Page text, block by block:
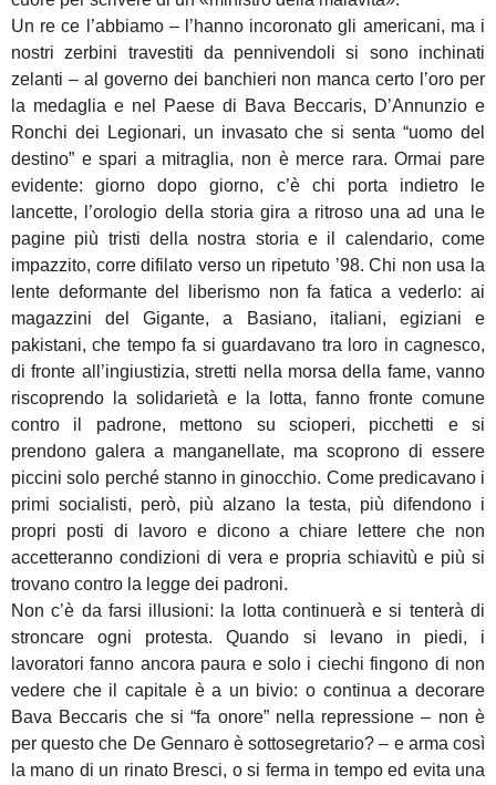
Un re ce l’abbiamo – l’hanno incoronato gli americani, ma i
nostri zerbini travestiti da pennivendoli si sono inchinati
zelanti – al governo dei banchieri non manca certo l’oro per
la medaglia e nel Paese di Bava Beccaris, D’Annunzio e
Ronchi dei Legionari, un invasato che si senta “uomo del
destino” e spari a mitraglia, non è merce rara. Ormai pare
evidente: giorno dopo giorno, c’è chi porta indietro le
lancette, l’orologio della storia gira a ritroso una ad una le
pagine più tristi della nostra storia e il calendario, come
impazzito, corre difilato verso un ripetuto ’98. Chi non usa la
lente deformante del liberismo non fa fatica a vederlo: ai
magazzini del Gigante, a Basiano, italiani, egiziani e
pakistani, che tempo fa si guardavano tra loro in cagnesco,
di fronte all’ingiustizia, stretti nella morsa della fame, vanno
riscoprendo la solidarietà e la lotta, fanno fronte comune
contro il padrone, mettono su scioperi, picchetti e si
prendono galera a manganellate, ma scoprono di essere
piccini solo perché stanno in ginocchio. Come predicavano i
primi socialisti, però, più alzano la testa, più difendono i
propri posti di lavoro e dicono a chiare lettere che non
accetteranno condizioni di vera e propria schiavitù e più si
trovano contro la legge dei padroni.
Non c’è da farsi illusioni: la lotta continuerà e si tenterà di
stroncare ogni protesta. Quando si levano in piedi, i
lavoratori fanno ancora paura e solo i ciechi fingono di non
vedere che il capitale è a un bivio: o continua a decorare
Bava Beccaris che si “fa onore” nella repressione – non è
per questo che De Gennaro è sottosegretario? – e arma così
la mano di un rinato Bresci, o si ferma in tempo ed evita una